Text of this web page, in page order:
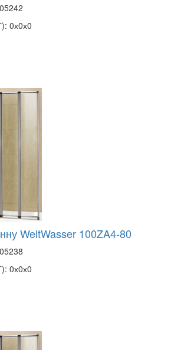
0х0х0
WeltWasser 100ZA4-80
0х0х0